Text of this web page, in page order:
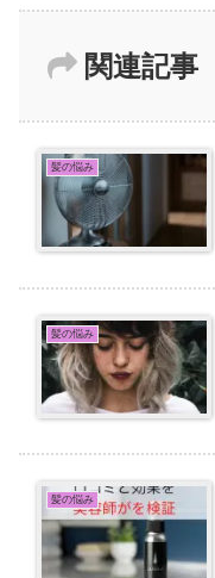
関連記事
髪の悩み
髪の悩み
髪の悩み